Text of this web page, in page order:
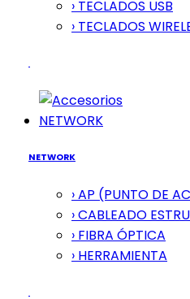
› TECLADOS USB
› TECLADOS
NETWORK
NETWORK
› AP (PUNTO DE
› CABLEADO
› FIBRA ÓPTICA
› HERRAMIENTA